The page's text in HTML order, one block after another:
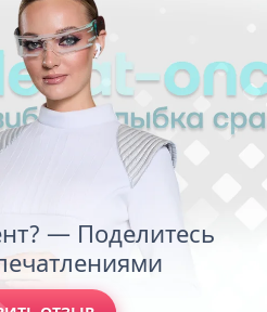
— Поделитесь